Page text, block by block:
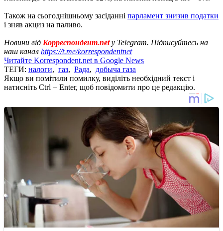
Також на сьогоднішньому засіданні парламент знизив податки
і зняв акциз на паливо.
Новини від Корреспондент.netу Telegram. Підписуйтесь на
наш канал https://t.me/korrespondentnet
Читайте Korrespondent.net в Google News
ТЕГИ: налоги, газ, Рада, добыча газа
Якщо ви помітили помилку, виділіть необхідний текст і
натисніть Ctrl + Enter, щоб повідомити про це редакцію.